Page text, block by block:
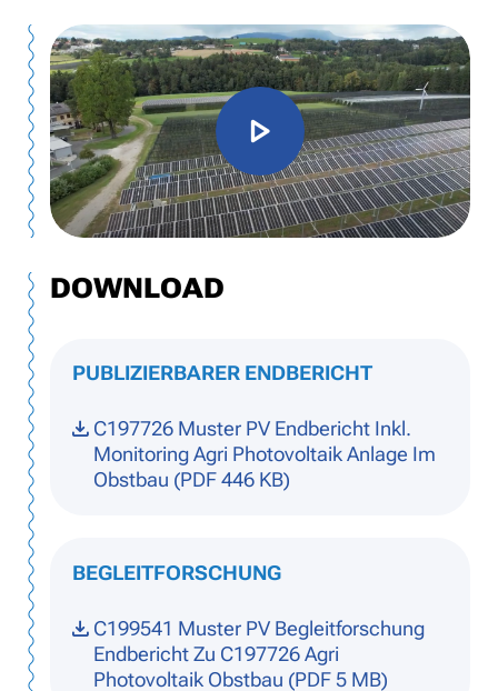
DOWNLOAD
PUBLIZIERBARER ENDBERICHT
C197726 Muster PV Endbericht Inkl.
Monitoring Agri Photovoltaik Anlage Im
Obstbau (PDF 446 KB)
BEGLEITFORSCHUNG
C199541 Muster PV Begleitforschung
Endbericht Zu C197726 Agri
Photovoltaik Obstbau (PDF 5 MB)